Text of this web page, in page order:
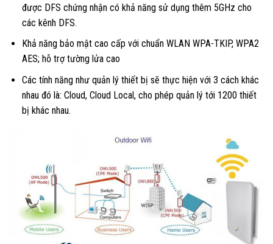
được DFS chứng nhận có khả năng sử dụng thêm 5GHz cho
các kênh DFS.
Khả năng bảo mật cao cấp với chuẩn WLAN WPA-TKIP, WPA2
AES; hỗ trợ tường lửa cao
Các tính năng như quản lý thiết bị sẽ thực hiện với 3 cách khác
nhau đó là: Cloud, Cloud Local, cho phép quản lý tới 1200 thiết
bị khác nhau.